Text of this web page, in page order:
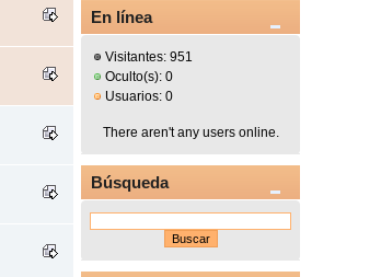
En línea
Visitantes: 951
Oculto(s): 0
Usuarios: 0
There aren't any users online.
Búsqueda